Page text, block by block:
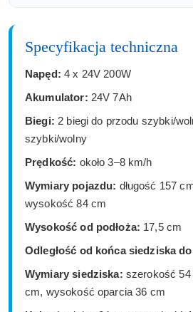
Specyfikacja techniczna
Napęd: 4 x 24V 200W
Akumulator: 24V 7Ah
Biegi: 2 biegi do przodu szybki/
szybki/wolny
Prędkość: około 3–8 km/h
Wymiary pojazdu: długość 157
wysokość 84 cm
Wysokość od podłoża: 17,5 cm
Odległość od końca siedziska do
Wymiary siedziska: szerokość 54
cm, wysokość oparcia 36 cm